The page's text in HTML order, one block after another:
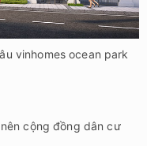
vinhomes ocean park
cộng đồng dân cư